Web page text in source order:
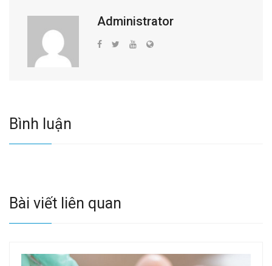
Administrator
Bình luận
Bài viết liên quan